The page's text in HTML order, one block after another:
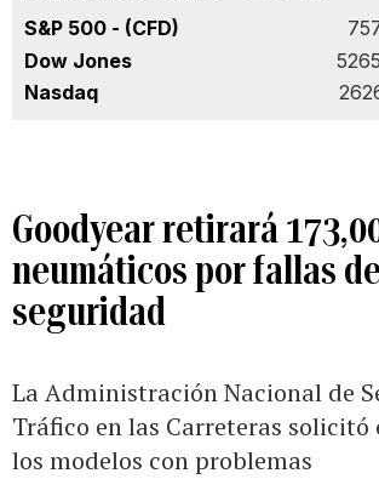
S&P 500 - (CFD)
Dow Jones
Nasdaq
Goodyear retirará
neumáticos por fallas
seguridad
La Administración Nacional de
Tráfico en las Carreteras solicitó
los modelos con problemas